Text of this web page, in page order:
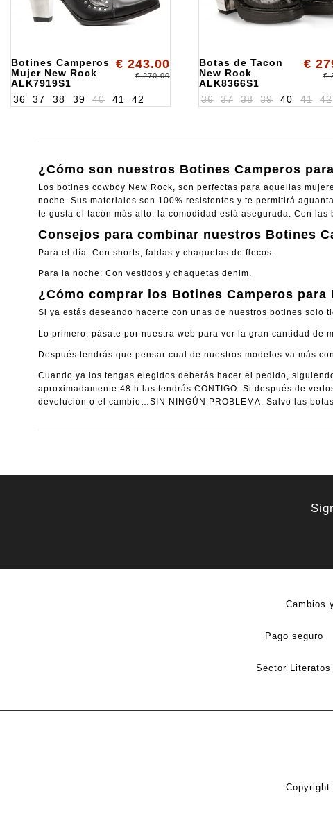
Botines Camperos
Mujer New Rock
ALK7919S1
€ 243.00
€ 270.00
36 37 38 39 40 41 42
Botas de Tacon
New Rock
ALK8366S1
€
€
36 37 38 39 40 41 42
¿Cómo son nuestros Botines Camperos
Los botines cowboy New Rock, son perfectas para aquellas
noche. Sus materiales son 100% resistentes y te permitirá
te gusta el tacón más alto, la comodidad está asegurada. Con las
Consejos para combinar nuestros Botines
Para el día: Con shorts, faldas y chaquetas de flecos.
Para la noche: Con vestidos y chaquetas denim.
¿Cómo comprar los Botines Camperos para
Si ya estás deseando hacerte con unas de nuestros botines solo
Lo primero, pásate por nuestra web para ver la gran cantidad de
Después tendrás que pensar cual de nuestros modelos va más
Cuando ya los tengas elegidos deberás hacer el pedido,
aproximadamente 48 h las tendrás CONTIGO. Si después de
devolución o el cambio…SIN NINGÚN PROBLEMA. Salvo las
Cambios
Pago seguro
Sector Literatos